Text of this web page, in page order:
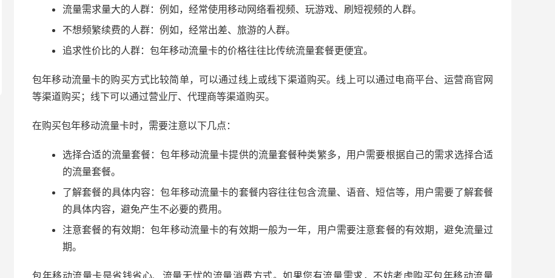
流量需求量大的人群：例如，经常使用移动网络看视频、玩游戏、刷短视频的人群。
不想频繁续费的人群：例如，经常出差、旅游的人群。
追求性价比的人群：包年移动流量卡的价格往往比传统流量套餐更便宜。
包年移动流量卡的购买方式比较简单，可以通过线上或线下渠道购买。线上可以通过电商平台、运营商官网
等渠道购买；线下可以通过营业厅、代理商等渠道购买。
在购买包年移动流量卡时，需要注意以下几点：
选择合适的流量套餐：包年移动流量卡提供的流量套餐种类繁多，用户需要根据自己的需求选择合适
的流量套餐。
了解套餐的具体内容：包年移动流量卡的套餐内容往往包含流量、语音、短信等，用户需要了解套餐
的具体内容，避免产生不必要的费用。
注意套餐的有效期：包年移动流量卡的有效期一般为一年，用户需要注意套餐的有效期，避免流量过
期。
包年移动流量卡是省钱省心、流量无忧的流量消费方式。如果您有流量需求，不妨考虑购买包年移动流量